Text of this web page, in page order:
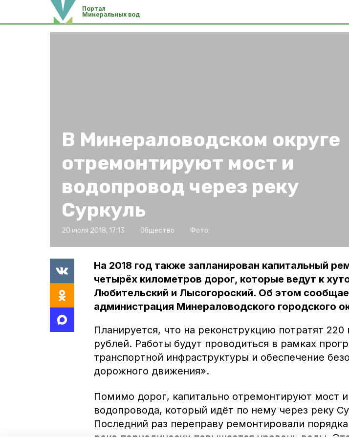
Портал
Минеральных вод
В Минераловодском округе
отремонтируют мост и
водопровод через реку
Суркуль
20 июля 2018, 17:13 Общество Фото:
На 2018 год также запланирован капитальный
четырёх километров дорог, которые ведут к
Любительский и Лысогороский. Об этом
администрация Минераловодского городского
Планируется, что на реконструкцию потратят
рублей. Работы будут проводиться в рамках
транспортной инфраструктуры и обеспечение
дорожного движения».
Помимо дорог, капитально отремонтируют мост
водопровода, который идёт по нему через реку
Последний раз переправу ремонтировали